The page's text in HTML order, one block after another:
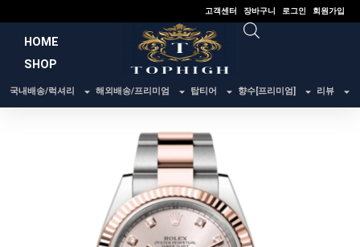
건
너
고객센터 장바구니 로그인 회원가입
HOME
SHOP
국내배송/럭셔리 해외배송/프리미엄 탑티어 향수[프리미엄] 리뷰